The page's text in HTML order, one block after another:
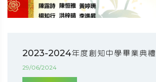
2023-2024年度創知中學畢業典禮
29/06/2024